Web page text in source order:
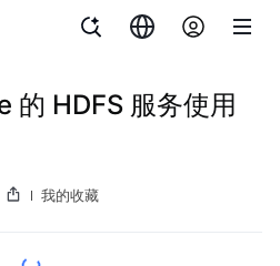
的 HDFS 服务使用
我的收藏